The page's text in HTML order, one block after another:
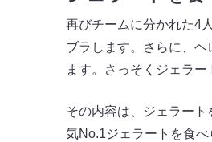
再びチームに分かれた4
ブラします。さらに、
ます。さっそくジェラ
その内容は、ジェラート
気No.1ジェラートを食